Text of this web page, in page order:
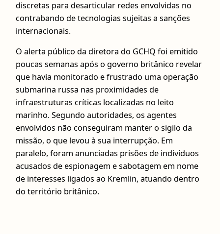
discretas para desarticular redes envolvidas no
contrabando de tecnologias sujeitas a sanções
internacionais.
O alerta público da diretora do GCHQ foi emitido
poucas semanas após o governo britânico revelar
que havia monitorado e frustrado uma operação
submarina russa nas proximidades de
infraestruturas críticas localizadas no leito
marinho. Segundo autoridades, os agentes
envolvidos não conseguiram manter o sigilo da
missão, o que levou à sua interrupção. Em
paralelo, foram anunciadas prisões de indivíduos
acusados de espionagem e sabotagem em nome
de interesses ligados ao Kremlin, atuando dentro
do território britânico.